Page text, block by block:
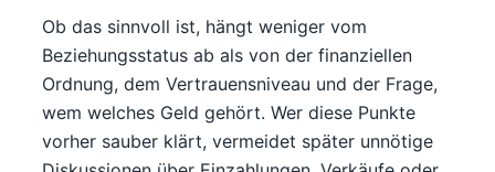
Ob das sinnvoll ist, hängt weniger vom
Beziehungsstatus ab als von der finanziellen
Ordnung, dem Vertrauensniveau und der Frage,
wem welches Geld gehört. Wer diese Punkte
vorher sauber klärt, vermeidet später unnötige